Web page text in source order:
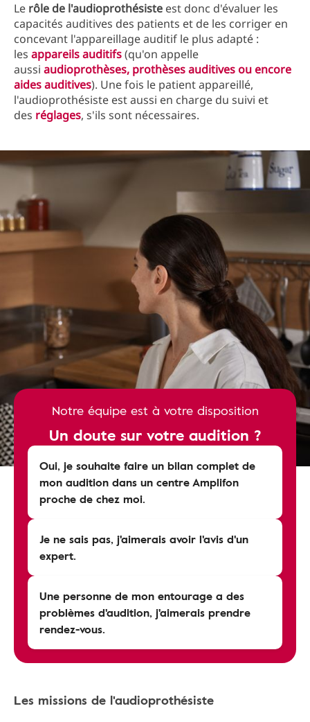
Le rôle de l'audioprothésiste est donc d'évaluer les
capacités auditives des patients et de les corriger en
concevant l'appareillage auditif le plus adapté :
les appareils auditifs(qu'on appelle
aussi audioprothèses, prothèses auditives ou encore
aides auditives). Une fois le patient appareillé,
l'audioprothésiste est aussi en charge du suivi et
des réglages, s'ils sont nécessaires.
Notre équipe est à votre disposition
Un doute sur votre audition ?
Oui, je souhaite faire un bilan complet de
mon audition dans un centre Amplifon
proche de chez moi.
Je ne sais pas, j'aimerais avoir l'avis d'un
expert.
Une personne de mon entourage a des
problèmes d'audition, j'aimerais prendre
rendez-vous.
Les missions de l'audioprothésiste